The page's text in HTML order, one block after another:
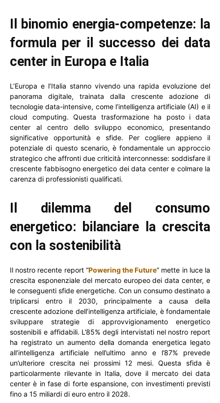
Il binomio energia-competenze: la
formula per il successo dei data
center in Europa e Italia
L’Europa e l’Italia stanno vivendo una rapida evoluzione del
panorama digitale, trainata dalla crescente adozione di
tecnologie data-intensive, come l’intelligenza artificiale (AI) e il
cloud computing. Questa trasformazione ha posto i data
center al centro dello sviluppo economico, presentando
significative opportunità e sfide. Per cogliere appieno il
potenziale di questo scenario, è fondamentale un approccio
strategico che affronti due criticità interconnesse: soddisfare il
crescente fabbisogno energetico dei data center e colmare la
carenza di professionisti qualificati.
Il dilemma del consumo
energetico: bilanciare la crescita
con la sostenibilità
Il nostro recente report “Powering the Future” mette in luce la
crescita esponenziale del mercato europeo dei data center, e
le conseguenti sfide energetiche. Con un consumo destinato a
triplicarsi entro il 2030, principalmente a causa della
crescente adozione dell’intelligenza artificiale, è fondamentale
sviluppare strategie di approvvigionamento energetico
sostenibili e affidabili. L’85% degli intervistati nel nostro report
ha registrato un aumento della domanda energetica legato
all’intelligenza artificiale nell’ultimo anno e l’87% prevede
un’ulteriore crescita nei prossimi 12 mesi. Questa sfida è
particolarmente rilevante in Italia, dove il mercato dei data
center è in fase di forte espansione, con investimenti previsti
fino a 15 miliardi di euro entro il 2028.